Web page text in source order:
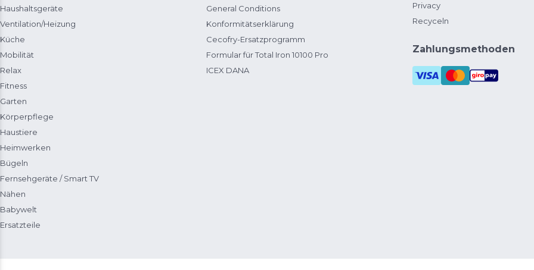
Haushaltsgeräte
Ventilation/Heizung
Küche
Mobilität
Relax
Fitness
Garten
Körperpflege
Haustiere
Heimwerken
Bügeln
Fernsehgeräte / Smart TV
Nähen
Babywelt
Ersatzteile
General Conditions
Konformitätserklärung
Cecofry-Ersatzprogramm
Formular für Total Iron 10100 Pro
ICEX DANA
Privacy
Recyceln
Zahlungsmethoden